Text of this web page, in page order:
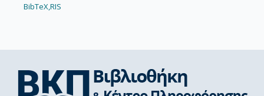
BibTeX,RIS